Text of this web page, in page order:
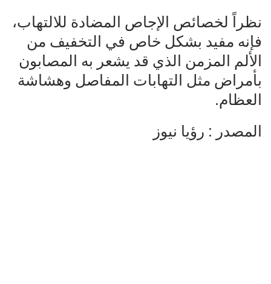
نظراً لخصائص الإجاص المضادة للالتهاب،
فإنه مفيد بشكل خاص في التخفيف من
الألم المزمن الذي قد يشعر به المصابون
بأمراض مثل التهابات المفاصل وهشاشة
العظام.
المصدر : رؤيا نيوز